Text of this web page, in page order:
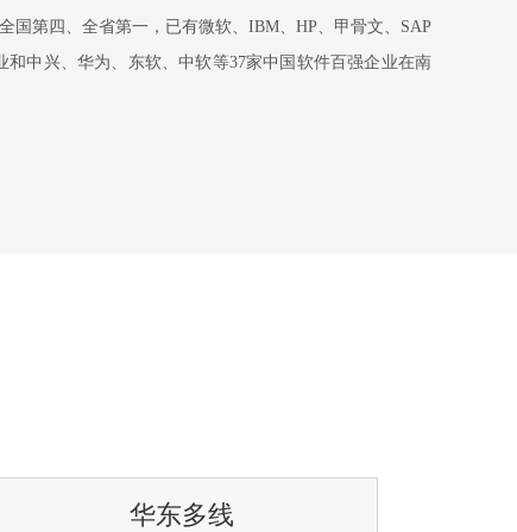
国第四、全省第一，已有微软、IBM、HP、甲骨文、SAP
和中兴、华为、东软、中软等37家中国软件百强企业在南
华东多线